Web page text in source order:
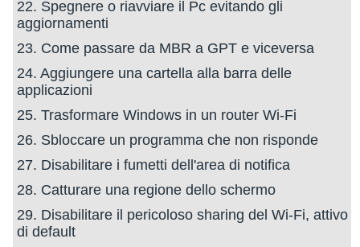
22. Spegnere o riavviare il Pc evitando gli
aggiornamenti
23. Come passare da MBR a GPT e viceversa
24. Aggiungere una cartella alla barra delle
applicazioni
25. Trasformare Windows in un router Wi-Fi
26. Sbloccare un programma che non risponde
27. Disabilitare i fumetti dell'area di notifica
28. Catturare una regione dello schermo
29. Disabilitare il pericoloso sharing del Wi-Fi, attivo
di default